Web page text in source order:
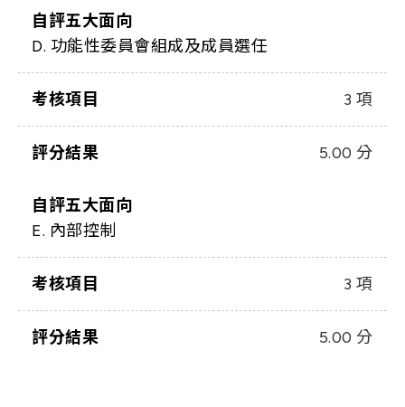
自評五大面向
D. 功能性委員會組成及成員選任
考核項目 3 項
評分結果 5.00 分
自評五大面向
E. 內部控制
考核項目 3 項
評分結果 5.00 分